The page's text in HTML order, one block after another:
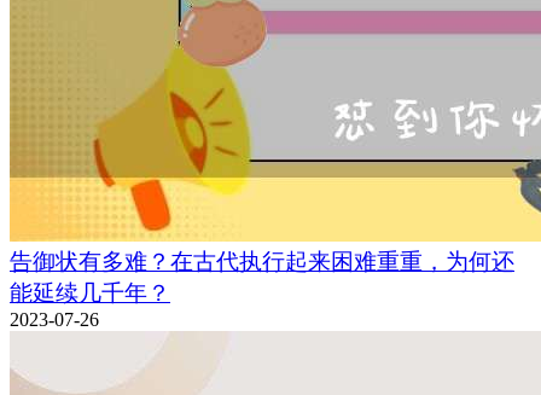
告御状有多难？在古代执行起来困难重重，为何还
能延续几千年？
2023-07-26